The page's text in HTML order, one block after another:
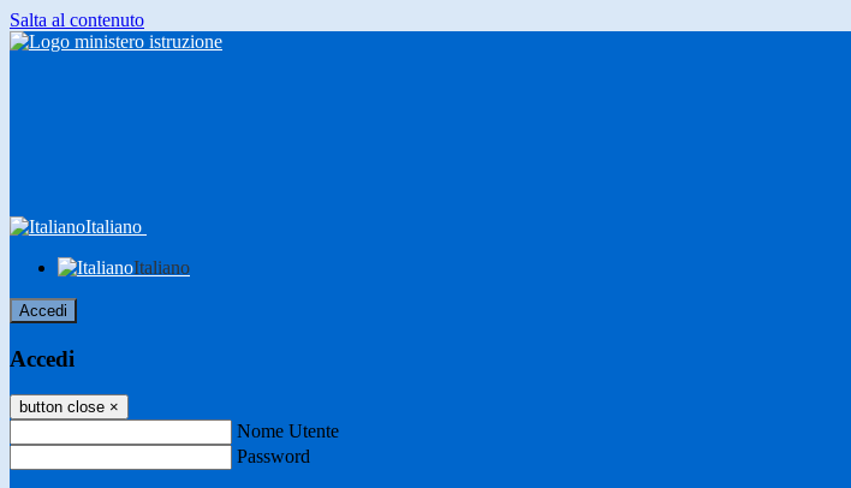
Salta al contenuto
Italiano
Italiano
Accedi
Accedi
button close ×
Nome Utente
Password